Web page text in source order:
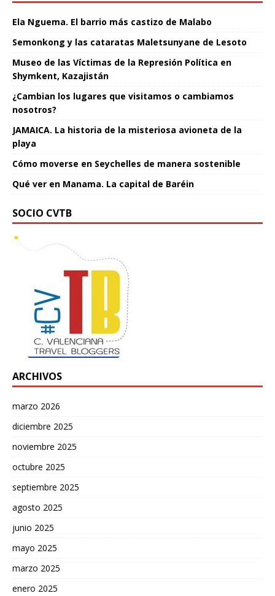
Ela Nguema. El barrio más castizo de Malabo
Semonkong y las cataratas Maletsunyane de Lesoto
Museo de las Víctimas de la Represión Política en
Shymkent, Kazajistán
¿Cambian los lugares que visitamos o cambiamos
nosotros?
JAMAICA. La historia de la misteriosa avioneta de la
playa
Cómo moverse en Seychelles de manera sostenible
Qué ver en Manama. La capital de Baréin
SOCIO CVTB
ARCHIVOS
marzo 2026
diciembre 2025
noviembre 2025
octubre 2025
septiembre 2025
agosto 2025
junio 2025
mayo 2025
marzo 2025
enero 2025